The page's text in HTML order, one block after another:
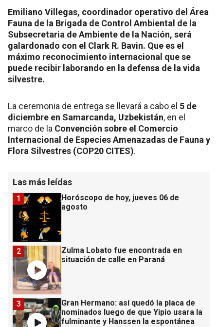
Emiliano Villegas, coordinador operativo del Área
Fauna de la Brigada de Control Ambiental de la
Subsecretaria de Ambiente de la Nación, será
galardonado con el Clark R. Bavin. Que es el
máximo reconocimiento internacional que se
puede recibir laborando en la defensa de la vida
silvestre.
La ceremonia de entrega se llevará a cabo el 5 de
diciembre en Samarcanda, Uzbekistán, en el
marco de la Convención sobre el Comercio
Internacional de Especies Amenazadas de Fauna y
Flora Silvestres (COP20 CITES).
Las más leídas
Horóscopo de hoy, jueves 06 de
agosto
1
Zulma Lobato fue encontrada en
situación de calle en Paraná
2
Gran Hermano: así quedó la placa de
nominados luego de que Yipio usara la
fulminante y Hanssen la espontánea
3